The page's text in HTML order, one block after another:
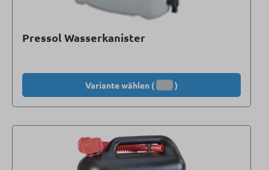
Pressol Wasserkanister
Variante wählen ( )